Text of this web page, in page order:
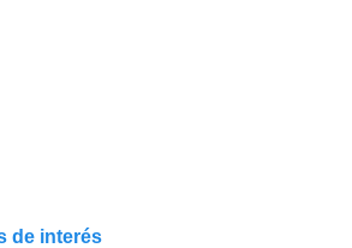
de interés